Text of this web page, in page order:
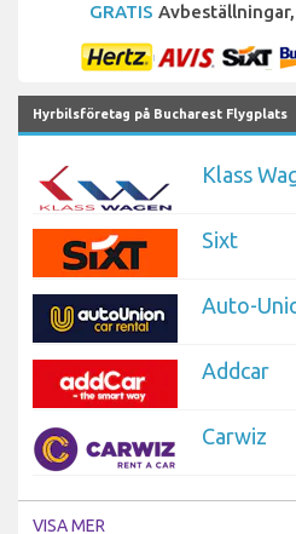
GRATIS Avbeställningar,
Hyrbilsföretag på Bucharest Flygplats
Klass
Sixt
Auto-
Addcar
Carwiz
VISA MER